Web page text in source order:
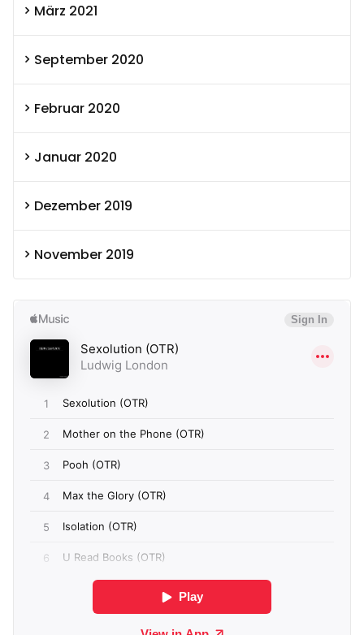
März 2021
September 2020
Februar 2020
Januar 2020
Dezember 2019
November 2019